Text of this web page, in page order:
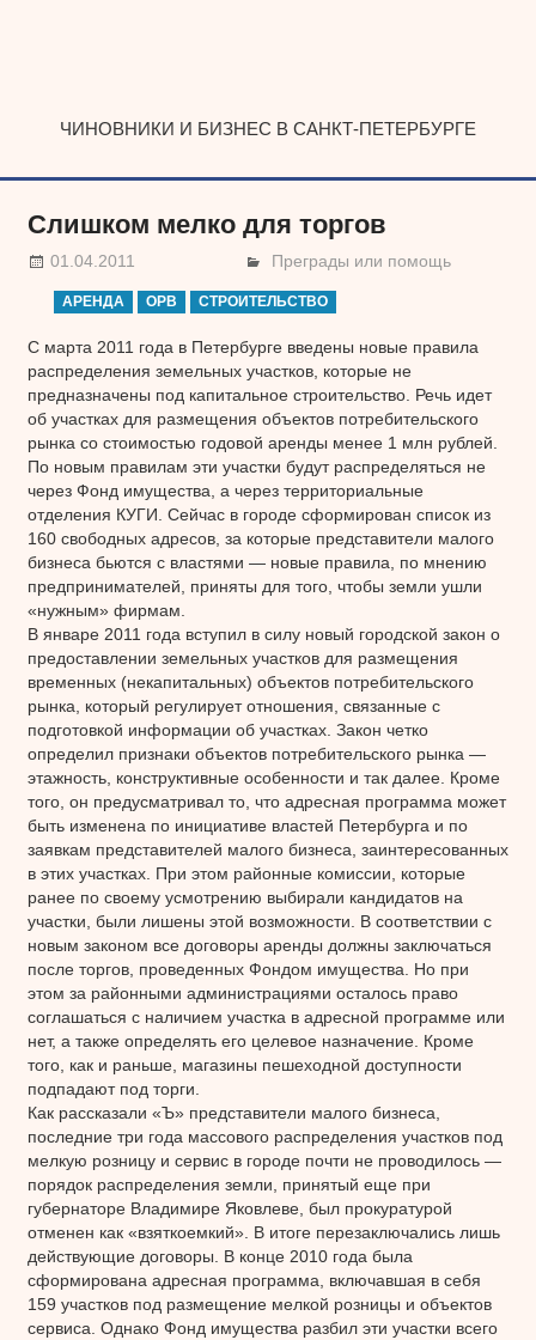
ЧИНОВНИКИ И БИЗНЕС В САНКТ-ПЕТЕРБУРГЕ
Слишком мелко для торгов
01.04.2011 Преграды или помощь
АРЕНДА ОРВ СТРОИТЕЛЬСТВО
С марта 2011 года в Петербурге введены новые правила
распределения земельных участков, которые не
предназначены под капитальное строительство. Речь идет
об участках для размещения объектов потребительского
рынка со стоимостью годовой аренды менее 1 млн рублей.
По новым правилам эти участки будут распределяться не
через Фонд имущества, а через территориальные
отделения КУГИ. Сейчас в городе сформирован список из
160 свободных адресов, за которые представители малого
бизнеса бьются с властями — новые правила, по мнению
предпринимателей, приняты для того, чтобы земли ушли
«нужным» фирмам.
В январе 2011 года вступил в силу новый городской закон о
предоставлении земельных участков для размещения
временных (некапитальных) объектов потребительского
рынка, который регулирует отношения, связанные с
подготовкой информации об участках. Закон четко
определил признаки объектов потребительского рынка —
этажность, конструктивные особенности и так далее. Кроме
того, он предусматривал то, что адресная программа может
быть изменена по инициативе властей Петербурга и по
заявкам представителей малого бизнеса, заинтересованных
в этих участках. При этом районные комиссии, которые
ранее по своему усмотрению выбирали кандидатов на
участки, были лишены этой возможности. В соответствии с
новым законом все договоры аренды должны заключаться
после торгов, проведенных Фондом имущества. Но при
этом за районными администрациями осталось право
соглашаться с наличием участка в адресной программе или
нет, а также определять его целевое назначение. Кроме
того, как и раньше, магазины пешеходной доступности
подпадают под торги.
Как рассказали «Ъ» представители малого бизнеса,
последние три года массового распределения участков под
мелкую розницу и сервис в городе почти не проводилось —
порядок распределения земли, принятый еще при
губернаторе Владимире Яковлеве, был прокуратурой
отменен как «взяткоемкий». В итоге перезаключались лишь
действующие договоры. В конце 2010 года была
сформирована адресная программа, включавшая в себя
159 участков под размещение мелкой розницы и объектов
сервиса. Однако Фонд имущества разбил эти участки всего